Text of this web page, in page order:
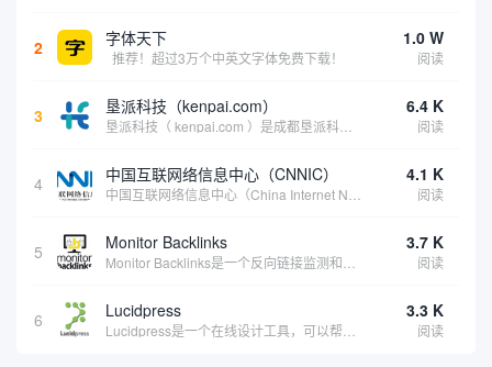
2 字体天下
推荐！超过3万个中英文字体免费下载！
1.0 W
阅读
3 垦派科技（kenpai.com） 6.4 K
阅读
4 中国互联网络信息中心（CNNIC） 4.1 K
阅读
5 Monitor Backlinks 3.7 K
阅读
6 Lucidpress 3.3 K
阅读